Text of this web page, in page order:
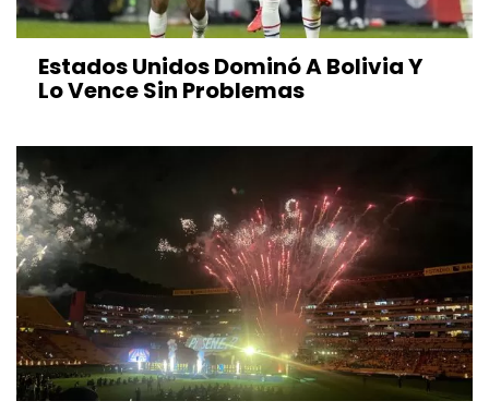
Estados Unidos Dominó A Bolivia Y
Lo Vence Sin Problemas